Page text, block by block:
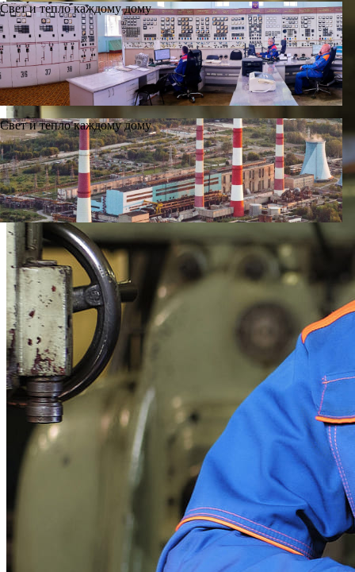
Свет и тепло каждому дому
Свет и тепло каждому дому